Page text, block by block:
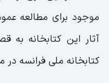
آثار این کتابخانه به
کتابخانه ملی فرانسه در محل تازه به 5